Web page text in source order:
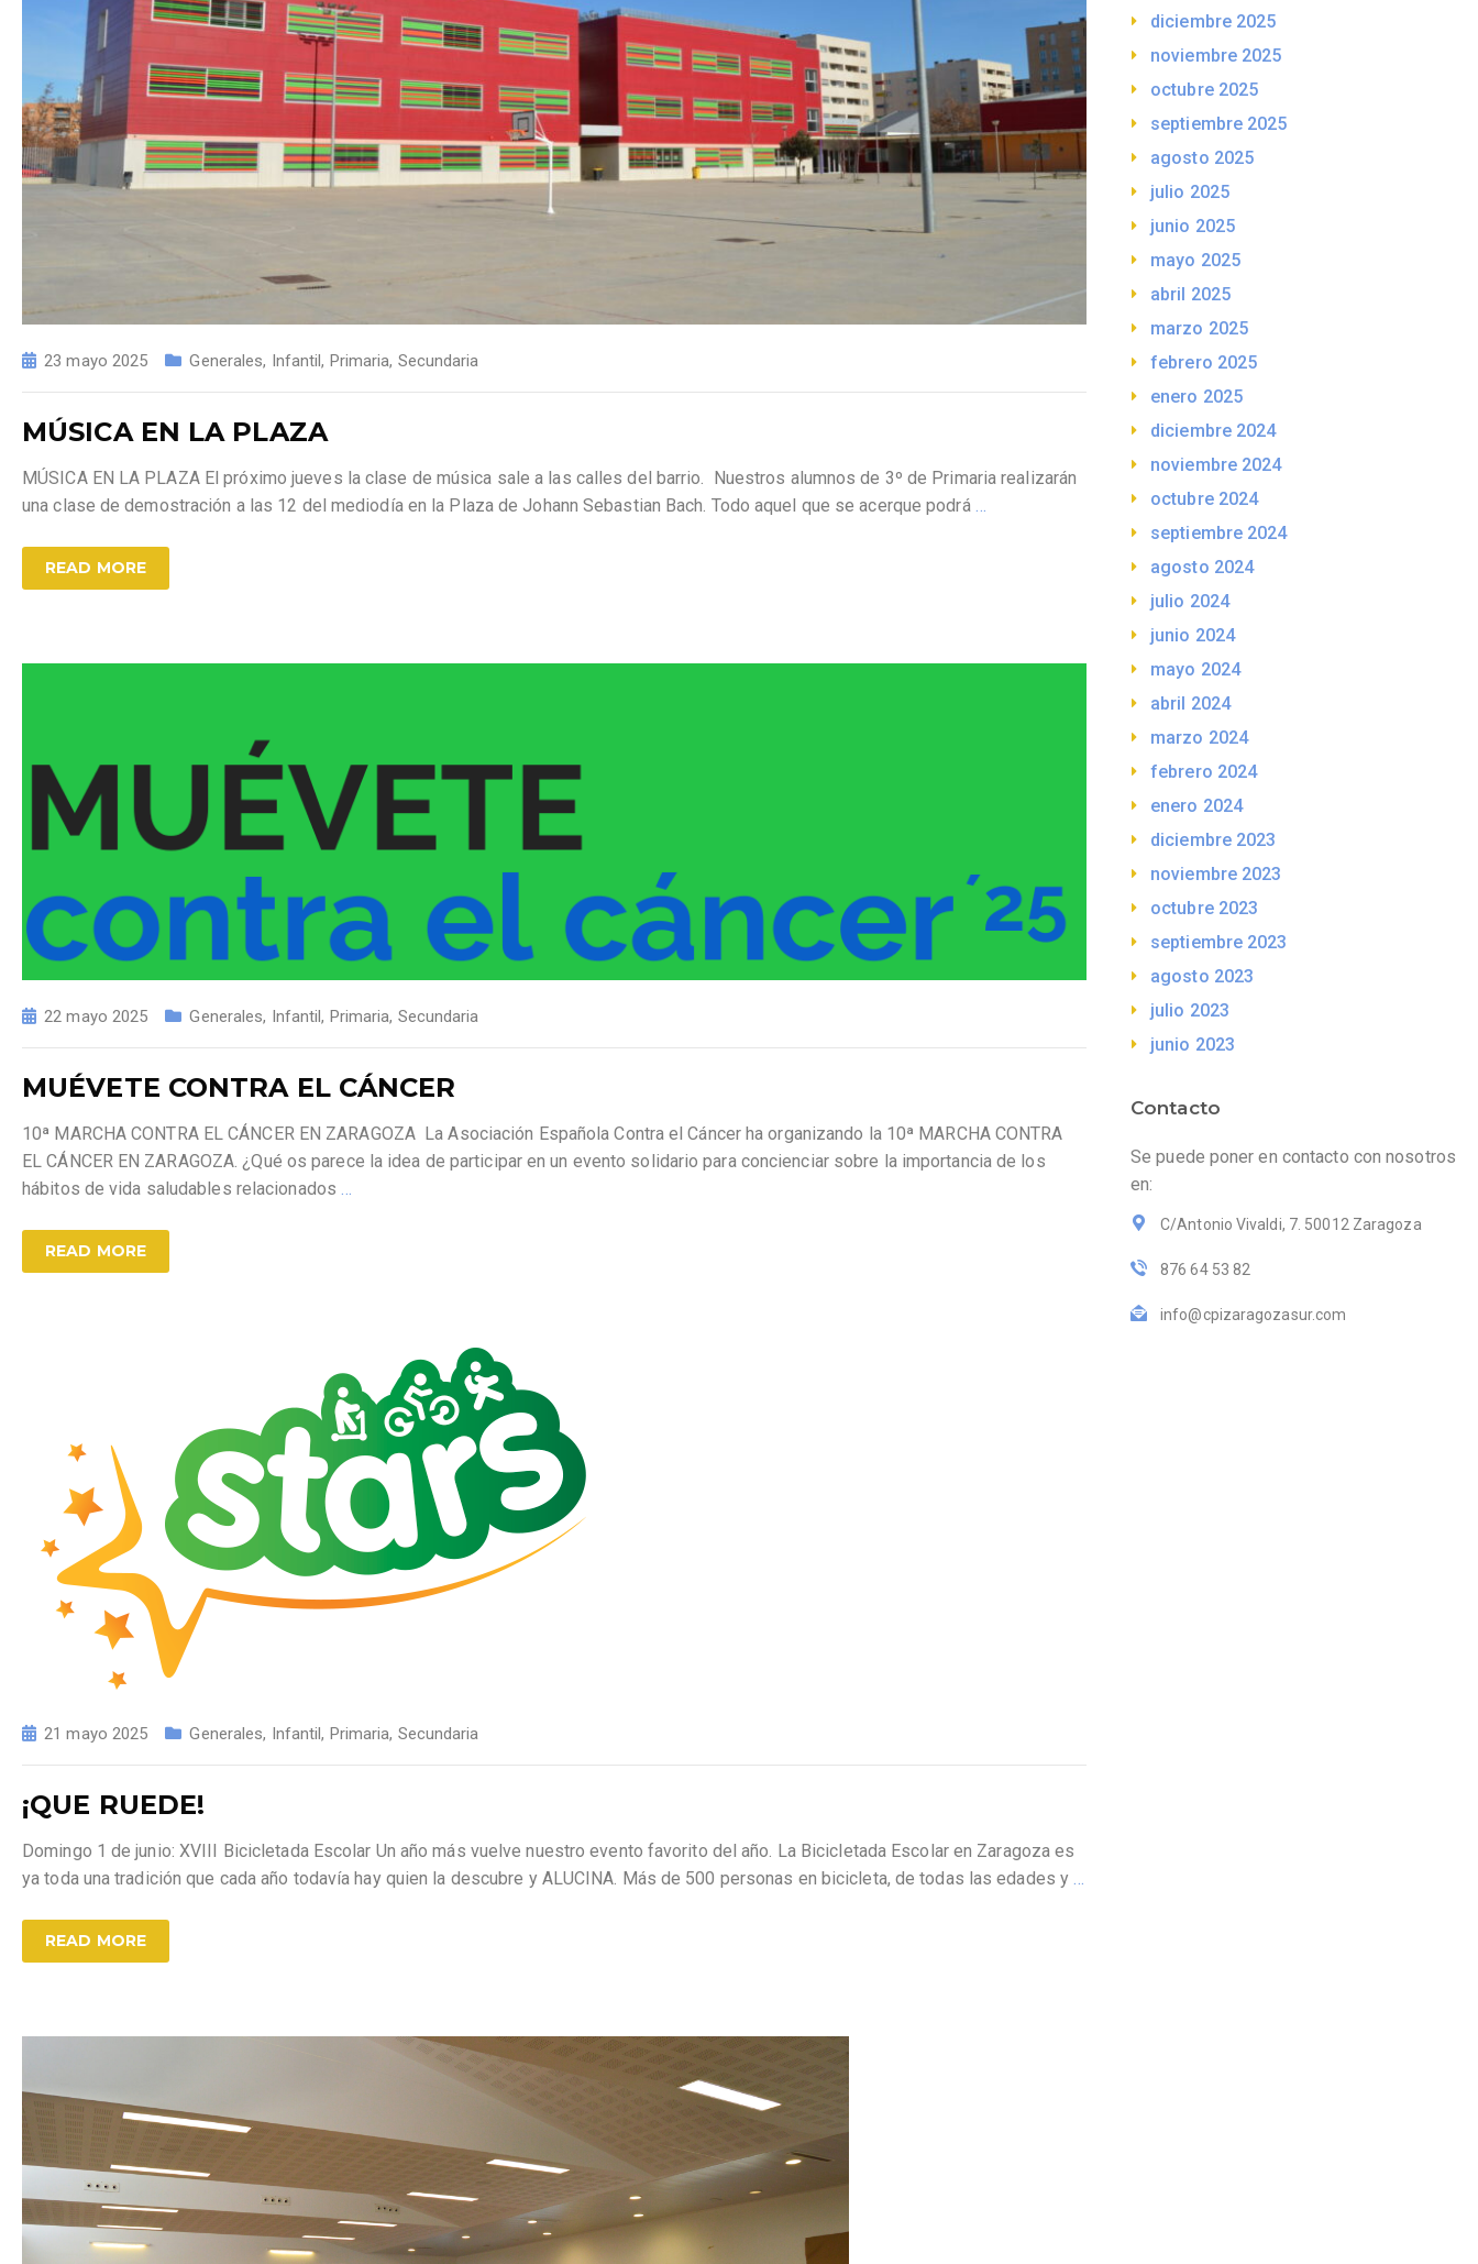
23 mayo 2025 Generales, Infantil, Primaria, Secundaria
MÚSICA EN LA PLAZA
MÚSICA EN LA PLAZA El próximo jueves la clase de música sale a las calles del barrio. Nuestros alumnos de 3º de Primaria realizarán
una clase de demostración a las 12 del mediodía en la Plaza de Johann Sebastian Bach. Todo aquel que se acerque podrá …
READ MORE
22 mayo 2025 Generales, Infantil, Primaria, Secundaria
MUÉVETE CONTRA EL CÁNCER
10ª MARCHA CONTRA EL CÁNCER EN ZARAGOZA La Asociación Española Contra el Cáncer ha organizando la 10ª MARCHA CONTRA
EL CÁNCER EN ZARAGOZA. ¿Qué os parece la idea de participar en un evento solidario para concienciar sobre la importancia de los
hábitos de vida saludables relacionados
READ MORE
21 mayo 2025 Generales, Infantil, Primaria, Secundaria
¡QUE RUEDE!
Domingo 1 de junio: XVIII Bicicletada Escolar Un año más vuelve nuestro evento favorito del año. La Bicicletada Escolar en Zaragoza es
ya toda una tradición que cada año todavía hay quien la descubre y ALUCINA. Más de 500 personas en bicicleta, de todas las edades y
READ MORE
diciembre 2025
noviembre 2025
octubre 2025
septiembre 2025
agosto 2025
julio 2025
junio 2025
mayo 2025
abril 2025
marzo 2025
febrero 2025
enero 2025
diciembre 2024
noviembre 2024
octubre 2024
septiembre 2024
agosto 2024
julio 2024
junio 2024
mayo 2024
abril 2024
marzo 2024
febrero 2024
enero 2024
diciembre 2023
noviembre 2023
octubre 2023
septiembre 2023
agosto 2023
julio 2023
junio 2023
Contacto
Se puede poner en contacto con nosotros
en:
C/Antonio Vivaldi, 7. 50012 Zaragoza
876 64 53 82
info@cpizaragozasur.com